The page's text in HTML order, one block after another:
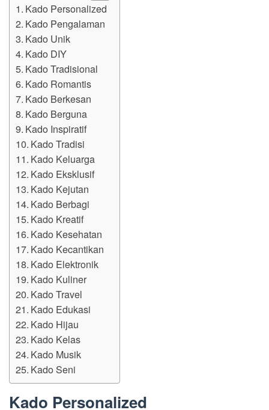
Kado Personalized
Kado Pengalaman
Kado Unik
Kado DIY
Kado Tradisional
Kado Romantis
Kado Berkesan
Kado Berguna
Kado Inspiratif
Kado Tradisi
Kado Keluarga
Kado Eksklusif
Kado Kejutan
Kado Berbagi
Kado Kreatif
Kado Kesehatan
Kado Kecantikan
Kado Elektronik
Kado Kuliner
Kado Travel
Kado Edukasi
Kado Hijau
Kado Kelas
Kado Musik
Kado Seni
Kado Personalized